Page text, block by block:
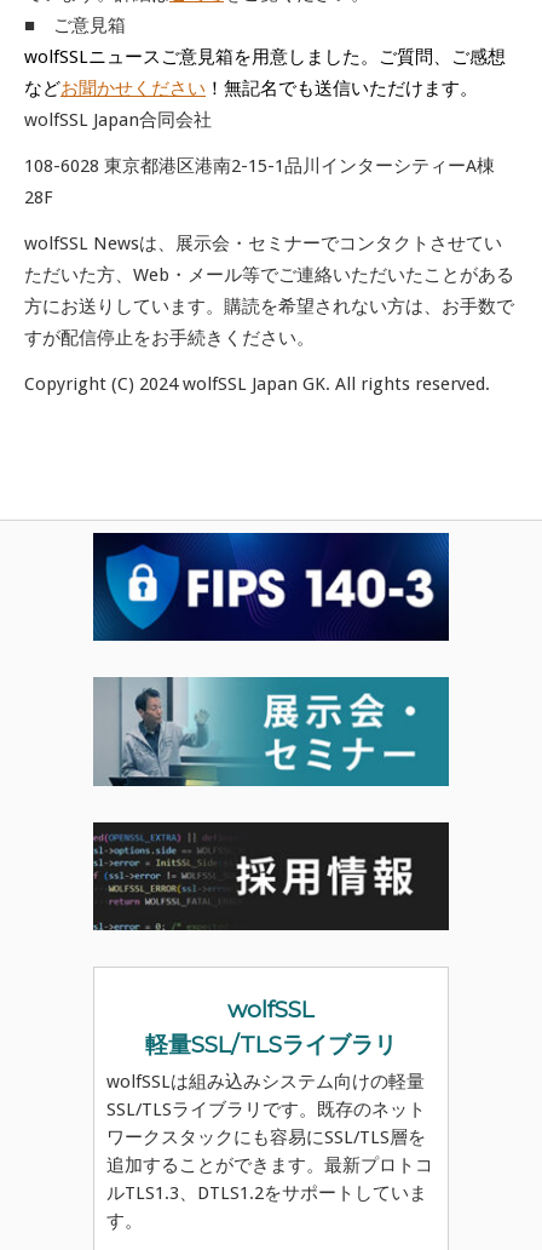
■ ご意見箱
wolfSSLニュースご意見箱を用意しました。ご質問、ご感想
などお聞かせください ！無記名でも送信いただけます。
wolfSSL Japan合同会社
108-6028 東京都港区港南2-15-1品川インターシティーA棟
28F
wolfSSL Newsは、展示会・セミナーでコンタクトさせてい
ただいた方、Web・メール等でご連絡いただいたことがある
方にお送りしています。購読を希望されない方は、お手数で
すが配信停止をお手続きください。
Copyright (C) 2024 wolfSSL Japan GK. All rights reserved.
wolfSSL
軽量SSL/TLSライブラリ
wolfSSLは組み込みシステム向けの軽量
SSL/TLSライブラリです。既存のネット
ワークスタックにも容易にSSL/TLS層を
追加することができます。最新プロトコ
ルTLS1.3、DTLS1.2をサポートしていま
す。